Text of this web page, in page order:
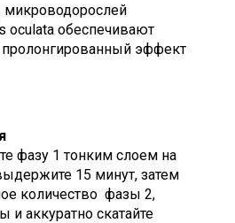
oculata обеспечивают
эффект
фазу 1 тонким слоем на
15 минут, затем
количество фазы 2,
аккуратно скатайте